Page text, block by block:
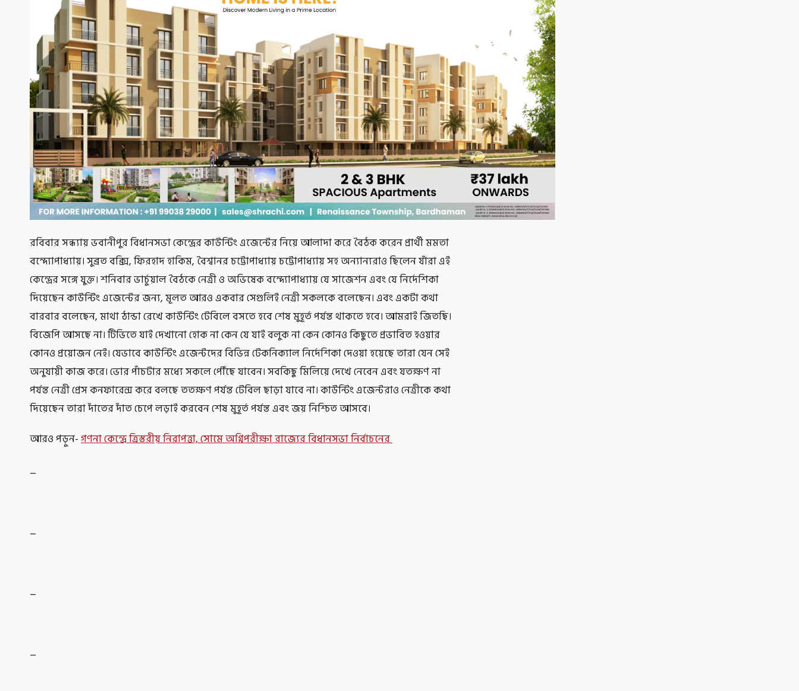
রবিবার সন্ধ্যায় ভবানীপুর বিধানসভা কেন্দ্রের কাউন্টিং এজেন্টের নিয়ে আলাদা করে বৈঠক করেন প্রার্থী মমতা
বন্দ্যোপাধ্যায়। সুব্রত বক্সি, ফিরহাদ হাকিম, বৈশ্বানর চট্টোপাধ্যায় চট্টোপাধ্যায় সহ অন্যান্যরাও ছিলেন যাঁরা এই
কেন্দ্রের সঙ্গে যুক্ত। শনিবার ভার্চুয়াল বৈঠকে নেত্রী ও অভিষেক বন্দ্যোপাধ্যায় যে সাজেশন এবং যে নির্দেশিকা
দিয়েছেন কাউন্টিং এজেন্টের জন্য, মূলত আরও একবার সেগুলিই নেত্রী সকলকে বলেছেন। এবং একটা কথা
বারবার বলেছেন, মাথা ঠান্ডা রেখে কাউন্টিং টেবিলে বসতে হবে শেষ মুহূর্ত পর্যন্ত থাকতে হবে। আমরাই জিতছি।
বিজেপি আসছে না। টিভিতে যাই দেখানো হোক না কেন যে যাই বলুক না কেন কোনও কিছুতে প্রভাবিত হওয়ার
কোনও প্রয়োজন নেই। যেভাবে কাউন্টিং এজেন্টদের বিভিন্ন টেকনিক্যাল নির্দেশিকা দেওয়া হয়েছে তারা যেন সেই
অনুযায়ী কাজ করে। ভোর পাঁচটার মধ্যে সকলে পৌঁছে যাবেন। সবকিছু মিলিয়ে দেখে নেবেন এবং যতক্ষণ না
পর্যন্ত নেত্রী প্রেস কনফারেন্স করে বলছে ততক্ষণ পর্যন্ত টেবিল ছাড়া যাবে না। কাউন্টিং এজেন্টরাও নেত্রীকে কথা
দিয়েছেন তারা দাঁতের দাঁত চেপে লড়াই করবেন শেষ মুহূর্ত পর্যন্ত এবং জয় নিশ্চিত আসবে।
আরও পড়ুন-গণনা কেন্দ্রে ত্রিস্তরীয় নিরাপত্তা, সোমে অগ্নিপরীক্ষা রাজ্যের বিধানসভা নির্বাচনের
_
_
_
_